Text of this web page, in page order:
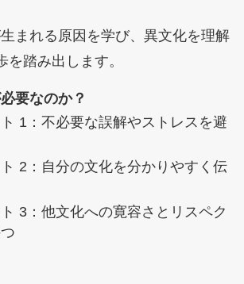
まれる原因を学び、異文化を理解
を踏み出します。
要なのか？
1：不必要な誤解やストレスを避
2：自分の文化を分かりやすく伝
3：他文化への寛容さとリスペク